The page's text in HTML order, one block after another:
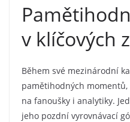
v klíčových
Během své mezinárodní
pamětihodných
na fanoušky i analytiky.
jeho pozdní vyrovnávací